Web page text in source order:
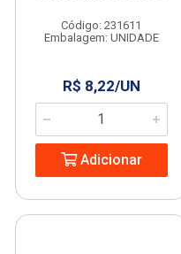
Código: 231611
Embalagem: UNIDADE
R$ 8,22/UN
Adicionar